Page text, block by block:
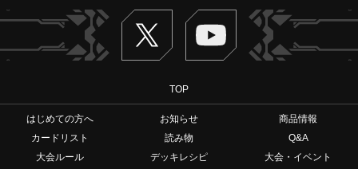
Twitter ヴァンガードch
TOP
はじめての方へ お知らせ
商品情報
カードリスト
読み物
Q&A
大会ルール
デッキレシピ
大会・イベント